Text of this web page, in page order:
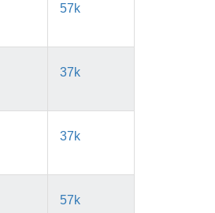
57k
37k
37k
57k